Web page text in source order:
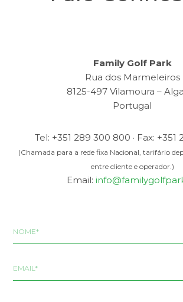
Family Golf Park
Rua dos Marmeleiros
8125-497 Vilamoura –
Portugal
Tel: +351 289 300 800 · Fax: +351
(Chamada para a rede fixa Nacional, tarifário
entre cliente e operador.)
Email: